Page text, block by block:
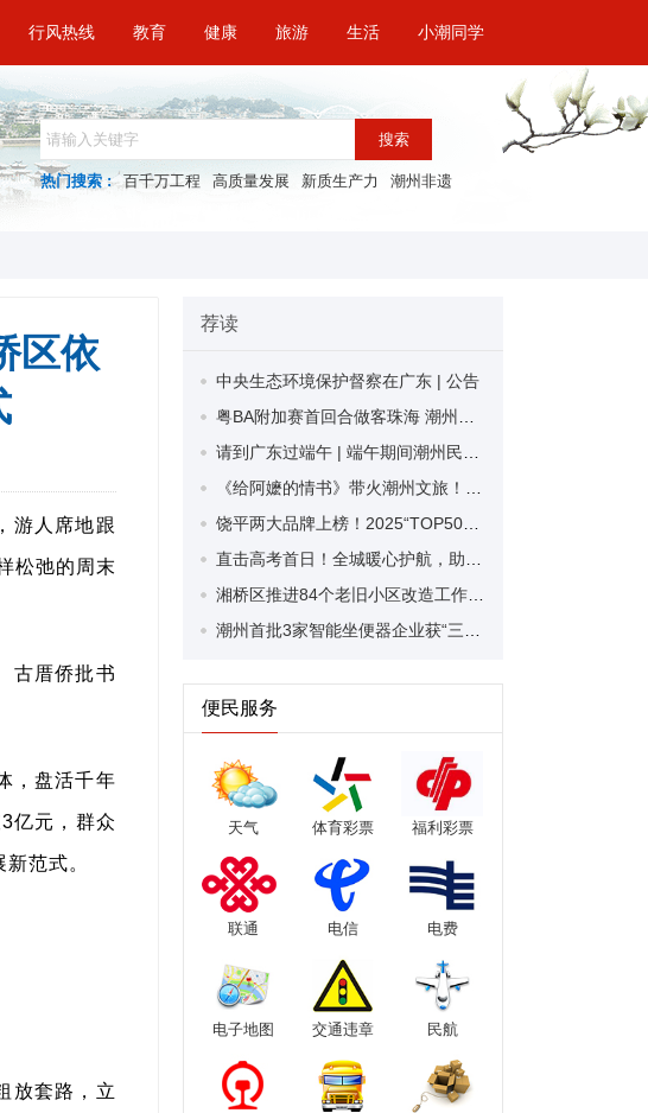
行风热线 教育 健康 旅游 生活 小潮同学
搜索
热门搜索 : 百千万工程 高质量发展 新质生产力 潮州非遗
区依
游人席地跟
松弛的周末
古厝侨批书
，盘活千年
亿元，群众
范式。
放套路，立
荐读
中央生态环境保护督察在广东 | 公告
便民服务
天气 体育彩票 福利彩票
联通 电信 电费
电子地图 交通违章 民航